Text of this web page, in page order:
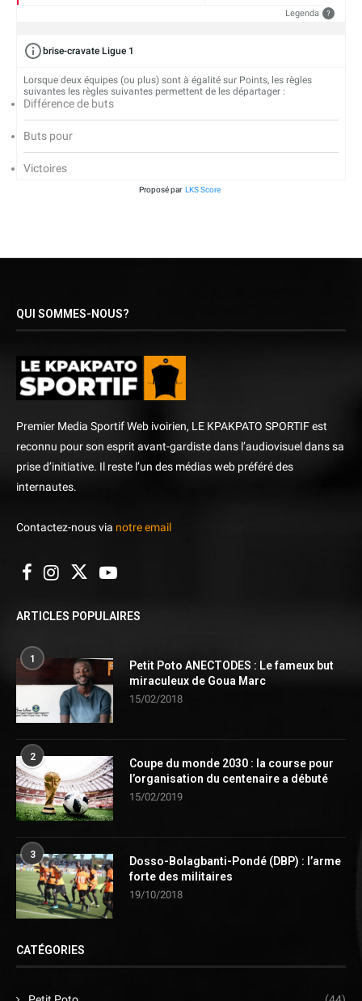
Legenda ?
brise-cravate Ligue 1
Lorsque deux équipes (ou plus) sont à égalité sur Points, les règles
suivantes les règles suivantes permettent de les départager :
Différence de buts
Buts pour
Victoires
Proposé par LKS Score
QUI SOMMES-NOUS?
Premier Media Sportif Web ivoirien, LE KPAKPATO SPORTIF est
reconnu pour son esprit avant-gardiste dans l’audiovisuel dans sa
prise d’initiative. Il reste l’un des médias web préféré des
internautes.
Contactez-nous via notre email
ARTICLES POPULAIRES
1
Petit Poto ANECTODES : Le fameux but
miraculeux de Goua Marc
15/02/2018
2
Coupe du monde 2030 : la course pour
l’organisation du centenaire a débuté
15/02/2019
3
Dosso-Bolagbanti-Pondé (DBP) : l’arme
forte des militaires
19/10/2018
CATÉGORIES